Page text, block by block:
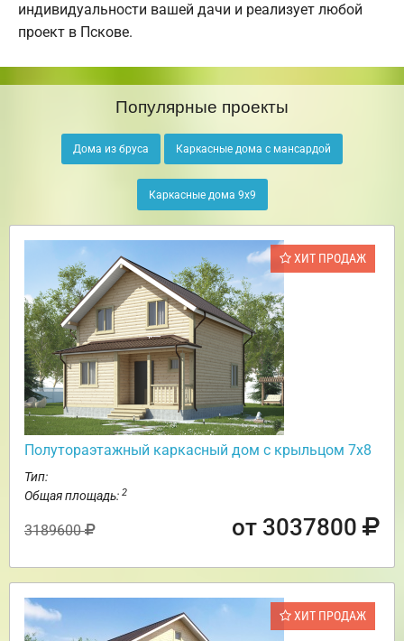
индивидуальности вашей дачи и реализует любой
проект в Пскове.
Популярные проекты
Дома из бруса Каркасные дома с мансардой
Каркасные дома 9х9
ХИТ ПРОДАЖ
Полутораэтажный каркасный дом с крыльцом 7х8
Тип:
Общая площадь: 2
3189600 от 3037800
ХИТ ПРОДАЖ